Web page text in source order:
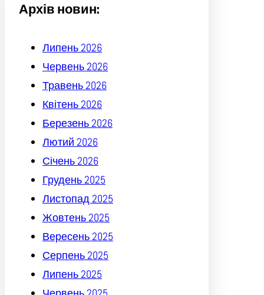
Архів новин:
Липень 2026
Червень 2026
Травень 2026
Квітень 2026
Березень 2026
Лютий 2026
Січень 2026
Грудень 2025
Листопад 2025
Жовтень 2025
Вересень 2025
Серпень 2025
Липень 2025